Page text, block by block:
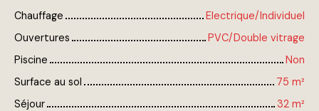
Chauffage
Electrique/Individuel
Ouvertures
PVC/Double vitrage
Piscine
Non
Surface au sol
75 m²
Séjour
32 m²